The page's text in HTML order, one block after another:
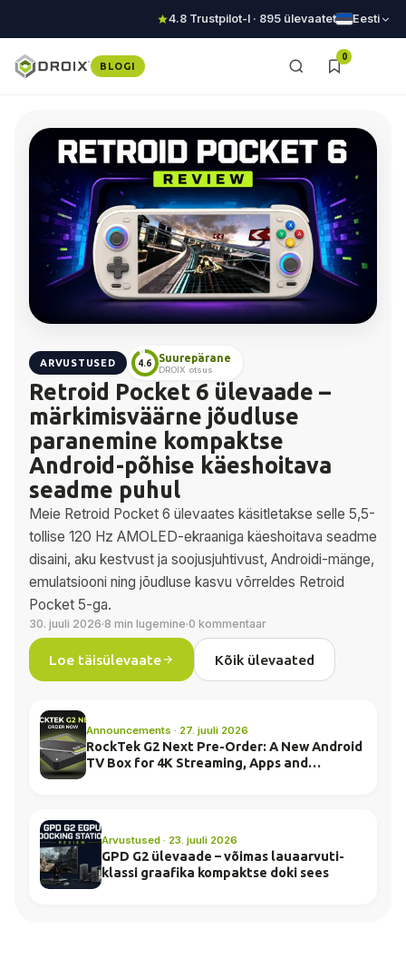
4.8 Trustpilot-l · 895 ülevaatet Eesti
BLOGI
0
ARVUSTUSED 4.6 Suurepärane
DROIX otsus
Retroid Pocket 6 ülevaade –
märkimisväärne jõudluse
paranemine kompaktse
Android-põhise käeshoitava
seadme puhul
Meie Retroid Pocket 6 ülevaates käsitletakse selle 5,5-
tollise 120 Hz AMOLED-ekraaniga käeshoitava seadme
disaini, aku kestvust ja soojusjuhtivust, Androidi-mänge,
emulatsiooni ning jõudluse kasvu võrreldes Retroid
Pocket 5-ga.
30. juuli 2026·8 min lugemine·0 kommentaar
Loe täisülevaate Kõik ülevaated
Announcements · 27. juuli 2026
RockTek G2 Next Pre-Order: A New Android
TV Box for 4K Streaming, Apps and
Everyday Entertainment
Arvustused · 23. juuli 2026
GPD G2 ülevaade – võimas lauaarvuti-
klassi graafika kompaktse doki sees